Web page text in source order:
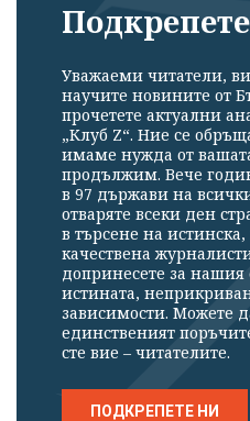
Уважаеми читатели,
научите новините от
прочетете актуални
„Клуб Z“. Ние се
имаме нужда от
продължим. Вече
в 97 държави на
отваряте всеки ден
в търсене на
качествена
допринесете за
истината,
зависимости. Можете
единственият
сте вие – читателите.
ПОДКРЕПЕТЕ НИ